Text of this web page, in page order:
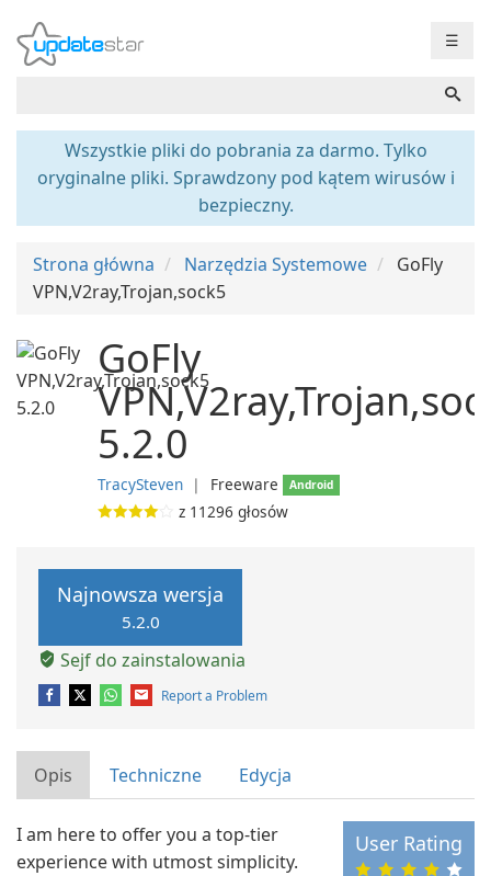
☰
Wszystkie pliki do pobrania za darmo. Tylko
oryginalne pliki. Sprawdzony pod kątem wirusów i
bezpieczny.
Strona główna Narzędzia Systemowe
GoFly
VPN,V2ray,Trojan,sock5
GoFly
5.2.0
TracySteven ❘ Freeware Android
z 11296 głosów
Najnowsza wersja
5.2.0
Sejf do zainstalowania
Report a Problem
Opis Techniczne Edycja
User Rating
I am here to offer you a top-tier
experience with utmost simplicity.